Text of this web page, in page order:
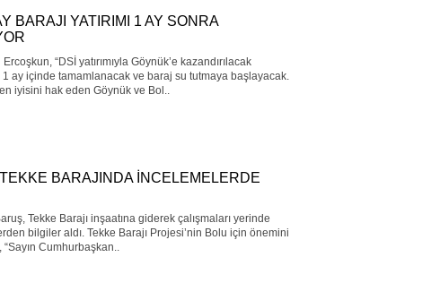
BARAJI YATIRIMI 1 AY SONRA
“DSİ yatırımıyla Göynük’e kazandırılacak
1 ay içinde tamamlanacak ve baraj su tutmaya başlayacak.
en iyisini hak eden Göynük ve Bol..
BARAJINDA İNCELEMELERDE
Tekke Barajı inşaatına giderek çalışmaları yerinde
bilgiler aldı. Tekke Barajı Projesi’nin Bolu için önemini
Cumhurbaşkan..